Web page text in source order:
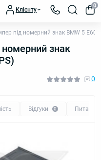
Клієнту
0
під номерний знак BMW 5 E60
знак
0
Відгуки 0 Питання